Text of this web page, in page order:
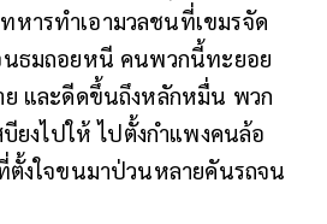
หารทำเอามวลชนที่เขมรจัด
นธมถอยหนี คนพวกนี้ทะยอย
ย และดีดขึ้นถึงหลักหมื่น พวก
บียงไปให้ ไปตั้งกำแพงคนล้อ
ตั้งใจขนมาป่วนหลายคันรถจน